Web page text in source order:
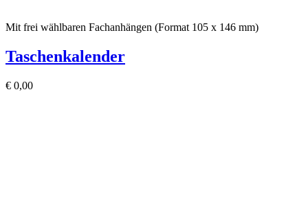
Mit frei wählbaren Fachanhängen (Format 105 x 146 mm)
Taschenkalender
€ 0,00